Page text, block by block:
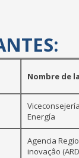
Nombre de
Energía
Agencia
inovaçâo